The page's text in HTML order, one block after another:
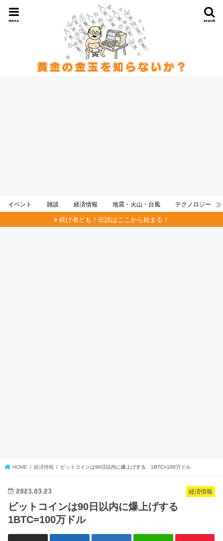
search
menu
イベント 雑談 経済情報 地震・火山・台風 テクノロジー
続け者ども！伝説はここから始まる！
HOME 経済情報 ビットコインは90日以内に爆上げする 1BTC=100万ドル
経済情報
2023.03.23
ビットコインは90日以内に爆上げする
1BTC=100万ドル